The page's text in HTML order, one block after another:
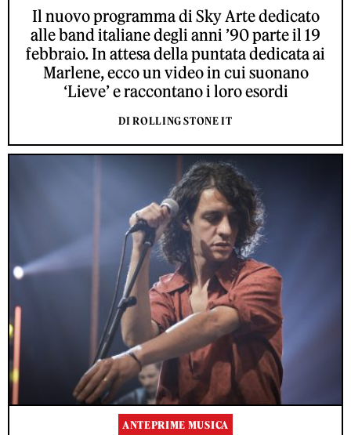
Il nuovo programma di Sky Arte dedicato
alle band italiane degli anni ’90 parte il 19
febbraio. In attesa della puntata dedicata ai
Marlene, ecco un video in cui suonano
‘Lieve’ e raccontano i loro esordi
DI ROLLING STONE IT
ANTEPRIME MUSICA